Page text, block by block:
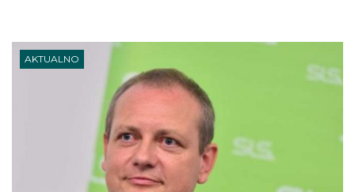
AKTUALNO